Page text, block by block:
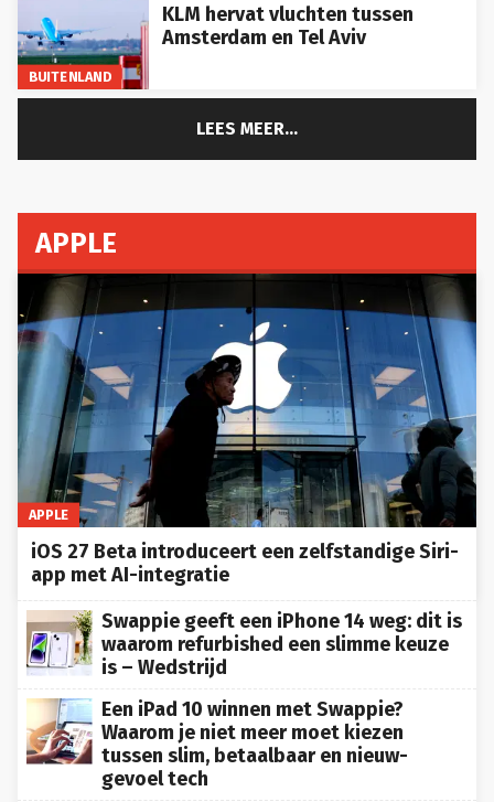
BUITENLAND
KLM hervat vluchten tussen
Amsterdam en Tel Aviv
LEES MEER...
APPLE
APPLE
iOS 27 Beta introduceert een zelfstandige Siri-
app met AI-integratie
Swappie geeft een iPhone 14 weg: dit is
waarom refurbished een slimme keuze
is – Wedstrijd
Een iPad 10 winnen met Swappie?
Waarom je niet meer moet kiezen
tussen slim, betaalbaar en nieuw-
gevoel tech